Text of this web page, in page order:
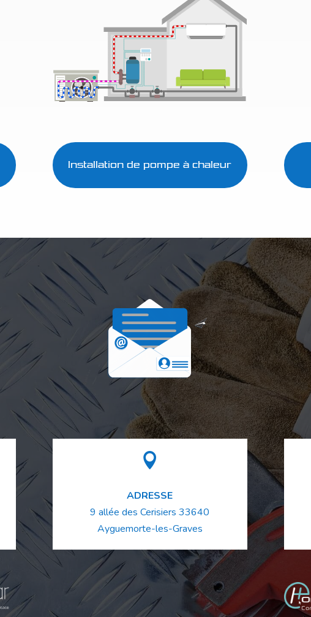
Installation de pompe à chaleur

ADRESSE
9 allée des Cerisiers33640
Ayguemorte-les-Graves